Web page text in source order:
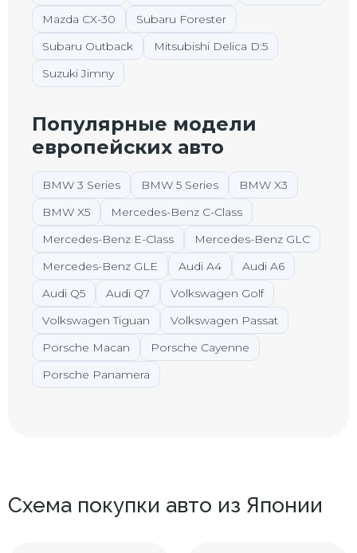
Mazda CX-30
Subaru Forester
Subaru Outback
Mitsubishi Delica D:5
Suzuki Jimny
Популярные модели
европейских авто
BMW 3 Series BMW 5 Series
BMW X3
BMW X5
Mercedes-Benz C-Class
Mercedes-Benz E-Class
Mercedes-Benz GLC
Mercedes-Benz GLE
Audi A4
Audi A6
Audi Q5
Audi Q7
Volkswagen Golf
Volkswagen Tiguan
Volkswagen Passat
Porsche Macan
Porsche Cayenne
Porsche Panamera
Схема покупки авто из Японии